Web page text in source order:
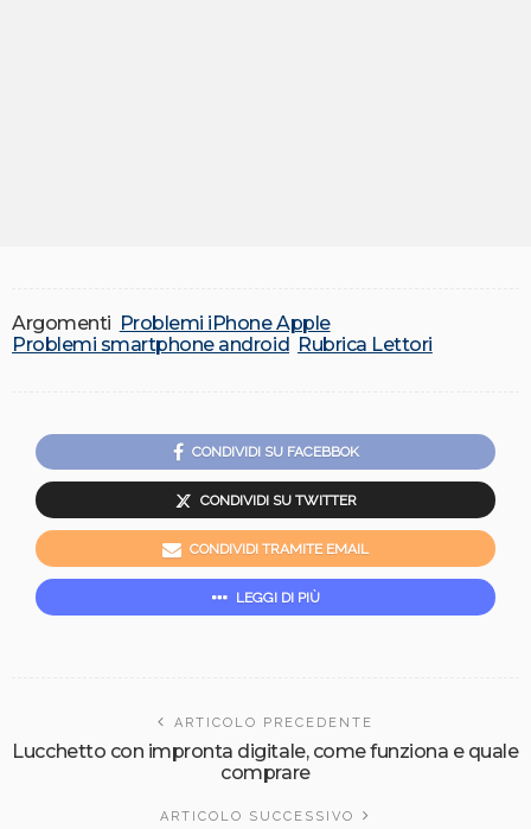
Argomenti Problemi iPhone Apple
Problemi smartphone android Rubrica Lettori
CONDIVIDI SU FACEBBOK
CONDIVIDI SU TWITTER
CONDIVIDI TRAMITE EMAIL
LEGGI DI PIÙ
ARTICOLO PRECEDENTE
Lucchetto con impronta digitale, come funziona e quale
comprare
ARTICOLO SUCCESSIVO